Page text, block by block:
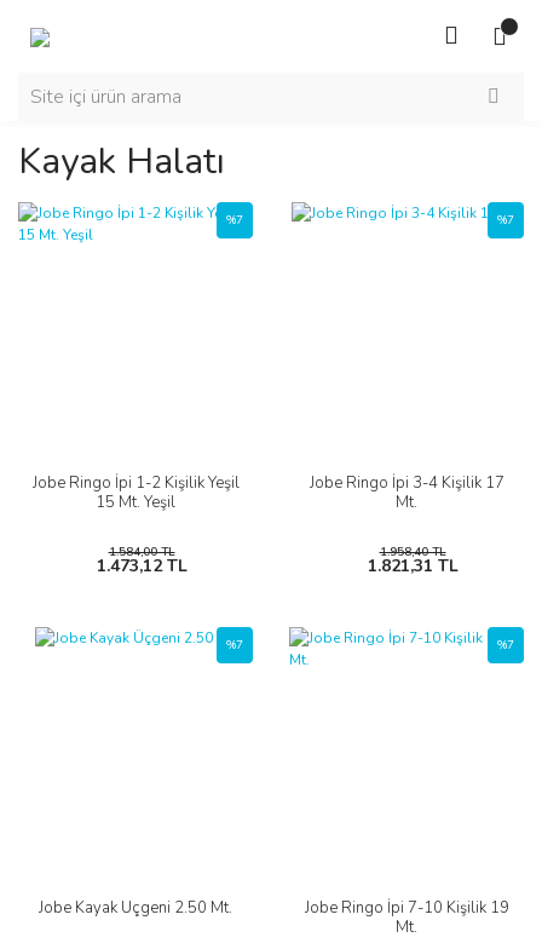
Kayak Halatı
Jobe Ringo İpi 1-2 Kişilik Yeşil
15 Mt. Yeşil
%7
1.584,00 TL
1.473,12 TL
Jobe Ringo İpi 3-4 Kişilik 17
Mt.
%7
1.958,40 TL
1.821,31 TL
Jobe Kayak Üçgeni 2.50 Mt.
%7
Jobe Ringo İpi 7-10 Kişilik 19
Mt.
%7